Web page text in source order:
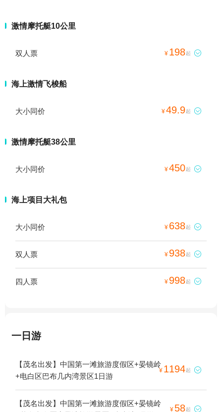
激情摩托艇10公里
双人票 ¥ 198起 
海上激情飞梭船
大小同价 ¥49.9起 
激情摩托艇38公里
大小同价 ¥450起 
海上项目大礼包
大小同价 ¥ 638起 
双人票 ¥ 938起 
四人票 ¥ 998起 
一日游
【茂名出发】中国第一滩旅游度假区+晏镜岭
+电白区巴布几内湾景区1日游
¥ 1194起 
【茂名出发】中国第一滩旅游度假区+晏镜岭
¥ 58起 